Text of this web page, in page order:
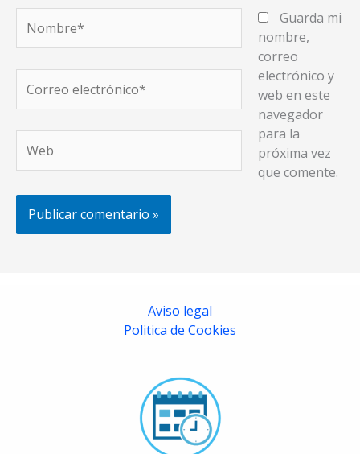
electrónico*
Guarda mi
nombre,
correo
electrónico y
web en este
navegador
para la
próxima vez
que comente.
Aviso legal
Politica de Cookies